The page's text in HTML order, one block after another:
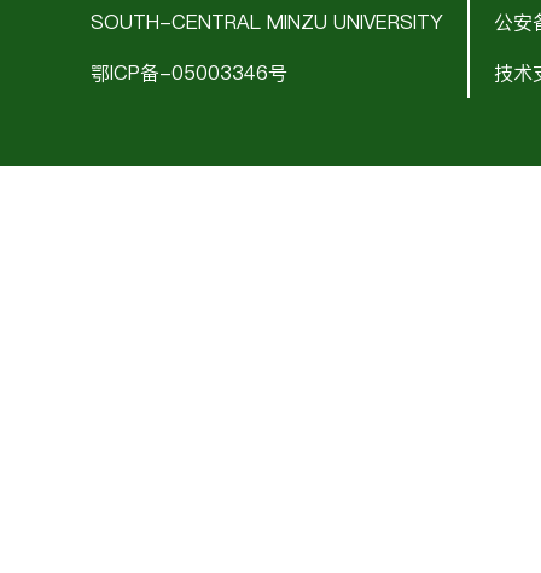
SOUTH-CENTRAL MINZU UNIVERSITY
鄂ICP备-05003346号
公
技术